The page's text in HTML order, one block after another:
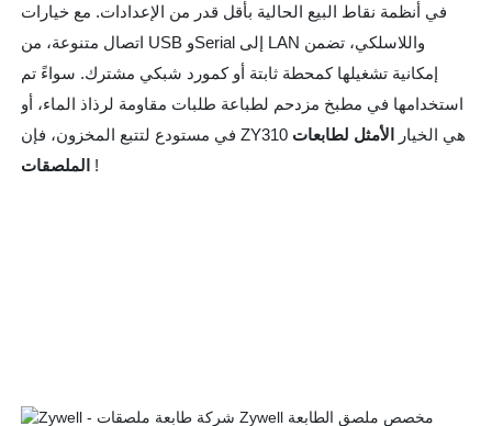
في أنظمة نقاط البيع الحالية بأقل قدر من الإعدادات. مع خيارات
اتصال متنوعة، من USB وSerial إلى LAN واللاسلكي، تضمن
إمكانية تشغيلها كمحطة ثابتة أو كمورد شبكي مشترك. سواءً تم
استخدامها في مطبخ مزدحم لطباعة طلبات مقاومة لرذاذ الماء، أو
في مستودع لتتبع المخزون، فإن ZY310 هي الخيار
الأمثل لطابعات
الملصقات !